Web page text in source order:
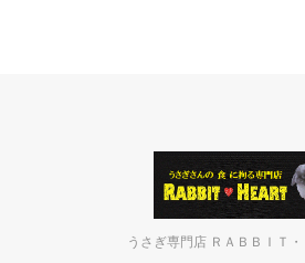
うさぎ専門店 ＲＡＢＢＩＴ